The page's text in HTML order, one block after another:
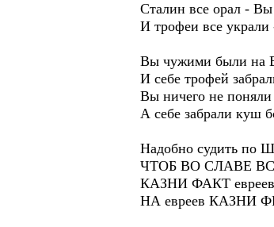
Сталин все орал - Вы
И трофеи все украли
Вы чужими были
И себе трофей
Вы ничего не
А себе забрали куш
Надобно судить
ЧТОБ ВО СЛАВЕ
КАЗНИ ФАКТ
НА евреев КАЗНИ